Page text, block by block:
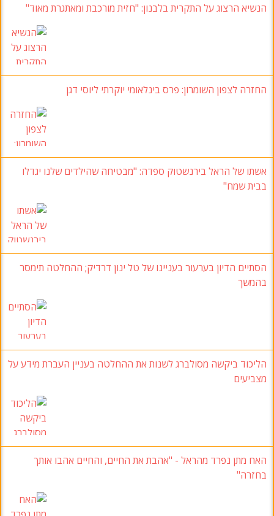
הנשיא הרצוג על התקרית בלבנון: "חזית מורכבת ומאתגרת מאוד"
החזרה לצפון השומרון: פרס בינלאומי יוקרתי ליוסי דגן
אשתו של הראל בירנשטוק ספדה: "מבטיחה שהילדים שלנו יגדלו
בבית שמח"
הסתיים הדיון בערעור בעניינו של טל ינון דרדיק; ההחלטה תימסר
בהמשך
הליכוד ביקשה מסולברג לשנות את ההחלטה בעניין העברת מידע על
מצביעים
האח מתן נפרד מהראל - "אהבת את החיים, והחיים אהבו אותך
בחזרה"